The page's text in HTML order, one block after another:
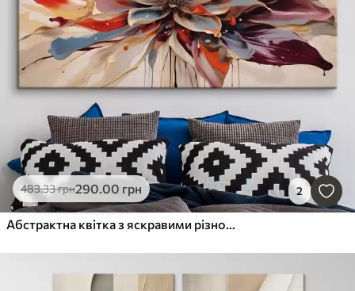
483.33грн290.00 грн 2
Абстрактна квітка з яскравими різнокольоровими пелюстками